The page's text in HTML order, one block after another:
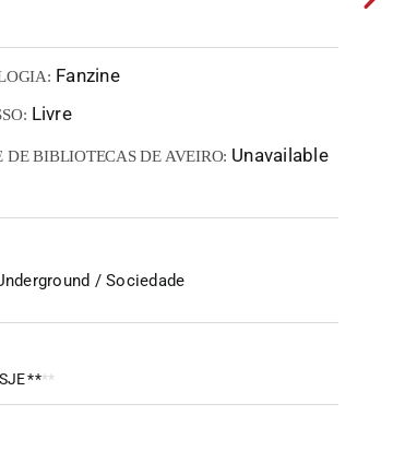
Fanzine
Livre
DE BIBLIOTECAS DE AVEIRO: Unavailable
/ Sociedade
****